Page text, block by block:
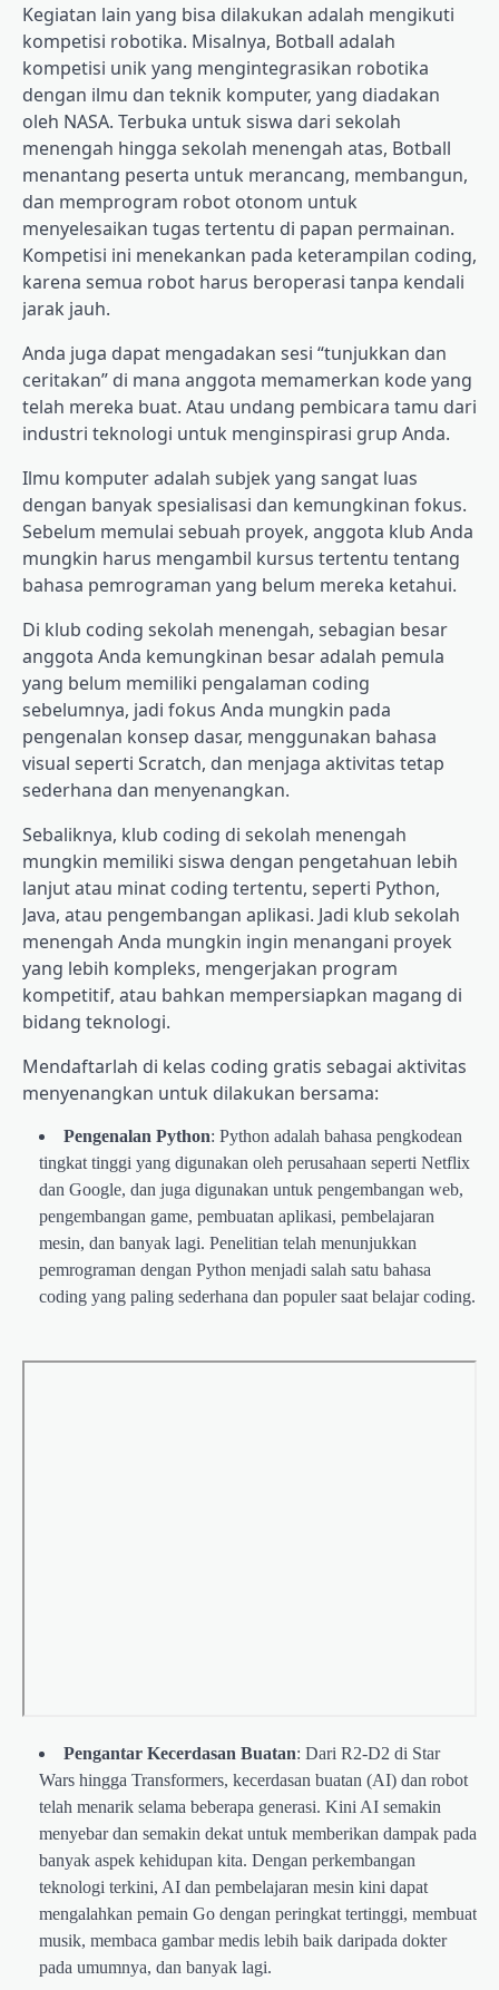
Kegiatan lain yang bisa dilakukan adalah mengikuti
kompetisi robotika. Misalnya, Botball adalah
kompetisi unik yang mengintegrasikan robotika
dengan ilmu dan teknik komputer, yang diadakan
oleh NASA. Terbuka untuk siswa dari sekolah
menengah hingga sekolah menengah atas, Botball
menantang peserta untuk merancang, membangun,
dan memprogram robot otonom untuk
menyelesaikan tugas tertentu di papan permainan.
Kompetisi ini menekankan pada keterampilan coding,
karena semua robot harus beroperasi tanpa kendali
jarak jauh.
Anda juga dapat mengadakan sesi “tunjukkan dan
ceritakan” di mana anggota memamerkan kode yang
telah mereka buat. Atau undang pembicara tamu dari
industri teknologi untuk menginspirasi grup Anda.
Ilmu komputer adalah subjek yang sangat luas
dengan banyak spesialisasi dan kemungkinan fokus.
Sebelum memulai sebuah proyek, anggota klub Anda
mungkin harus mengambil kursus tertentu tentang
bahasa pemrograman yang belum mereka ketahui.
Di klub coding sekolah menengah, sebagian besar
anggota Anda kemungkinan besar adalah pemula
yang belum memiliki pengalaman coding
sebelumnya, jadi fokus Anda mungkin pada
pengenalan konsep dasar, menggunakan bahasa
visual seperti Scratch, dan menjaga aktivitas tetap
sederhana dan menyenangkan.
Sebaliknya, klub coding di sekolah menengah
mungkin memiliki siswa dengan pengetahuan lebih
lanjut atau minat coding tertentu, seperti Python,
Java, atau pengembangan aplikasi. Jadi klub sekolah
menengah Anda mungkin ingin menangani proyek
yang lebih kompleks, mengerjakan program
kompetitif, atau bahkan mempersiapkan magang di
bidang teknologi.
Mendaftarlah di kelas coding gratis sebagai aktivitas
menyenangkan untuk dilakukan bersama:
Pengenalan Python: Python adalah bahasa pengkodean
tingkat tinggi yang digunakan oleh perusahaan seperti Netflix
dan Google, dan juga digunakan untuk pengembangan web,
pengembangan game, pembuatan aplikasi, pembelajaran
mesin, dan banyak lagi. Penelitian telah menunjukkan
pemrograman dengan Python menjadi salah satu bahasa
coding yang paling sederhana dan populer saat belajar coding.
Pengantar Kecerdasan Buatan: Dari R2-D2 di Star
Wars hingga Transformers, kecerdasan buatan (AI) dan robot
telah menarik selama beberapa generasi. Kini AI semakin
menyebar dan semakin dekat untuk memberikan dampak pada
banyak aspek kehidupan kita. Dengan perkembangan
teknologi terkini, AI dan pembelajaran mesin kini dapat
mengalahkan pemain Go dengan peringkat tertinggi, membuat
musik, membaca gambar medis lebih baik daripada dokter
pada umumnya, dan banyak lagi.